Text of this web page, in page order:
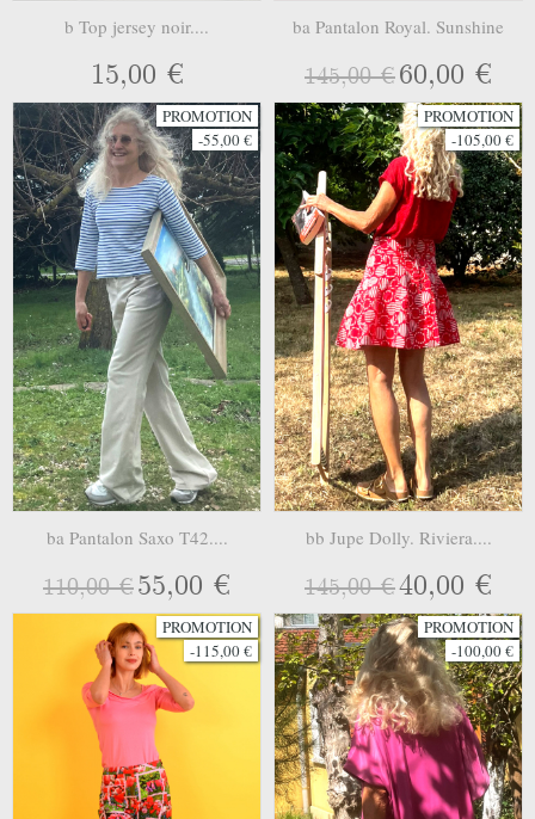
b Top jersey noir....
15,00 €
ba Pantalon Royal. Sunshine
145,00 €60,00 €
PROMOTION
-55,00 €
ba Pantalon Saxo T42....
110,00 €55,00 €
PROMOTION
-105,00 €
bb Jupe Dolly. Riviera....
145,00 €40,00 €
PROMOTION
-115,00 €
PROMOTION
-100,00 €